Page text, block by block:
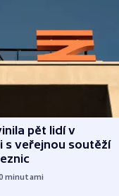
pět lidí v
s veřejnou soutěží
minutami